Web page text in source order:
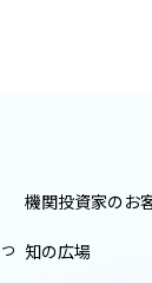
機関投資家のお
知の広場